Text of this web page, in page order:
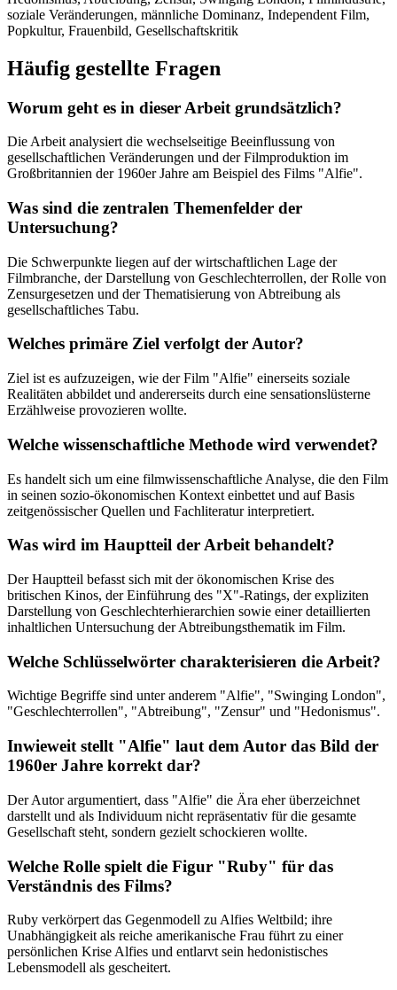
soziale Veränderungen, männliche Dominanz, Independent Film,
Popkultur, Frauenbild, Gesellschaftskritik
Häufig gestellte Fragen
Worum geht es in dieser Arbeit grundsätzlich?
Die Arbeit analysiert die wechselseitige Beeinflussung von
gesellschaftlichen Veränderungen und der Filmproduktion im
Großbritannien der 1960er Jahre am Beispiel des Films "Alfie".
Was sind die zentralen Themenfelder der
Untersuchung?
Die Schwerpunkte liegen auf der wirtschaftlichen Lage der
Filmbranche, der Darstellung von Geschlechterrollen, der Rolle von
Zensurgesetzen und der Thematisierung von Abtreibung als
gesellschaftliches Tabu.
Welches primäre Ziel verfolgt der Autor?
Ziel ist es aufzuzeigen, wie der Film "Alfie" einerseits soziale
Realitäten abbildet und andererseits durch eine sensationslüsterne
Erzählweise provozieren wollte.
Welche wissenschaftliche Methode wird verwendet?
Es handelt sich um eine filmwissenschaftliche Analyse, die den Film
in seinen sozio-ökonomischen Kontext einbettet und auf Basis
zeitgenössischer Quellen und Fachliteratur interpretiert.
Was wird im Hauptteil der Arbeit behandelt?
Der Hauptteil befasst sich mit der ökonomischen Krise des
britischen Kinos, der Einführung des "X"-Ratings, der expliziten
Darstellung von Geschlechterhierarchien sowie einer detaillierten
inhaltlichen Untersuchung der Abtreibungsthematik im Film.
Welche Schlüsselwörter charakterisieren die Arbeit?
Wichtige Begriffe sind unter anderem "Alfie", "Swinging London",
"Geschlechterrollen", "Abtreibung", "Zensur" und "Hedonismus".
Inwieweit stellt "Alfie" laut dem Autor das Bild der
1960er Jahre korrekt dar?
Der Autor argumentiert, dass "Alfie" die Ära eher überzeichnet
darstellt und als Individuum nicht repräsentativ für die gesamte
Gesellschaft steht, sondern gezielt schockieren wollte.
Welche Rolle spielt die Figur "Ruby" für das
Verständnis des Films?
Ruby verkörpert das Gegenmodell zu Alfies Weltbild; ihre
Unabhängigkeit als reiche amerikanische Frau führt zu einer
persönlichen Krise Alfies und entlarvt sein hedonistisches
Lebensmodell als gescheitert.